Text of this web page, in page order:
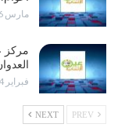
مارس 26, 2025
مركز
فبراير 4, 2025
NEXT